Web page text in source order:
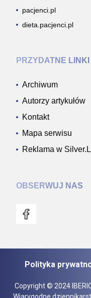
pacjenci.pl
dieta.pacjenci.pl
PRZYDATNE LINKI
Archiwum
Autorzy artykułów
Kontakt
Mapa serwisu
Reklama w
OBSERWUJ NAS
Copyright © 2024
Wiarygodne
Polityka